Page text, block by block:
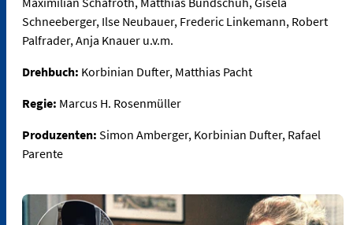
Schneeberger, Ilse Neubauer, Frederic Linkemann, Robert
Palfrader, Anja Knauer u.v.m.
Drehbuch: Korbinian Dufter, Matthias Pacht
Regie: Marcus H. Rosenmüller
Produzenten: Simon Amberger, Korbinian Dufter, Rafael
Parente